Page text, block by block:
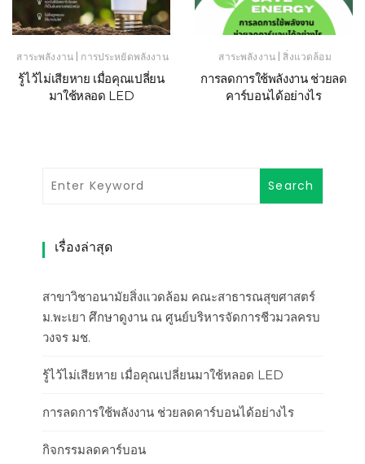
สาระพลังงาน | การประหยัดพลังงาน
รู้ไว้ไม่เสียหาย เมื่อคุณเปลี่ยน
มาใช้หลอด LED
สาระพลังงาน | สิ่งแวดล้อม
การลดการใช้พลังงาน ช่วยลด
คาร์บอนได้อย่างไร
เรื่องล่าสุด
สาขาวิชาอนามัยสิ่งแวดล้อม คณะสาธารณสุขศาสตร์
ม.พะเยา ศึกษาดูงาน ณ ศูนย์บริหารจัดการชีวมวลครบ
วงจร มช.
รู้ไว้ไม่เสียหาย เมื่อคุณเปลี่ยนมาใช้หลอด LED
การลดการใช้พลังงาน ช่วยลดคาร์บอนได้อย่างไร
กิจกรรมลดคาร์บอน